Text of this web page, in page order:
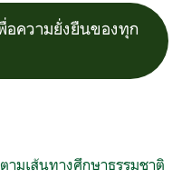
อความยั่งยืนของทุก
ามเส้นทางศึกษาธรรมชาติ